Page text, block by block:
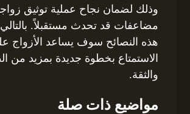
وذلك لضمان نجاح عملية توثيق
مضاعفات قد تحدث مستقبلاً.
هذه النصائح سوف يساعد الأزواج
الاستمتاع بخطوة جديدة بمزيد من
والثقة.
مواضيع ذات صلة